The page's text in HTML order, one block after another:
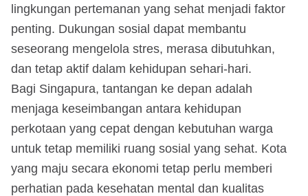
lingkungan pertemanan yang sehat menjadi faktor
penting. Dukungan sosial dapat membantu
seseorang mengelola stres, merasa dibutuhkan,
dan tetap aktif dalam kehidupan sehari-hari.
Bagi Singapura, tantangan ke depan adalah
menjaga keseimbangan antara kehidupan
perkotaan yang cepat dengan kebutuhan warga
untuk tetap memiliki ruang sosial yang sehat. Kota
yang maju secara ekonomi tetap perlu memberi
perhatian pada kesehatan mental dan kualitas